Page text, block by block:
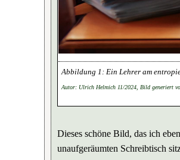
Ein Lehrer am
Autor: Ulrich Helmich 11/2024, Bild generiert
Dieses schöne Bild, das ich
unaufgeräumten Schreibtisch